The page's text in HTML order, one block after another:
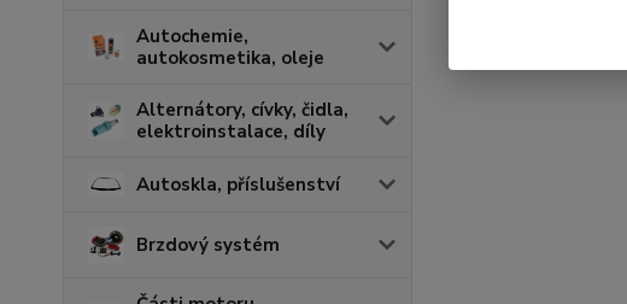
Autochemie,
autokosmetika, oleje
Alternátory, cívky, čidla,
elektroinstalace, díly
Autoskla, příslušenství
Brzdový systém